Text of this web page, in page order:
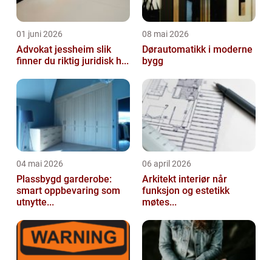
01 juni 2026
Advokat jessheim slik
finner du riktig juridisk h...
08 mai 2026
Dørautomatikk i moderne
bygg
04 mai 2026
Plassbygd garderobe:
smart oppbevaring som
utnytte...
06 april 2026
Arkitekt interiør når
funksjon og estetikk
møtes...